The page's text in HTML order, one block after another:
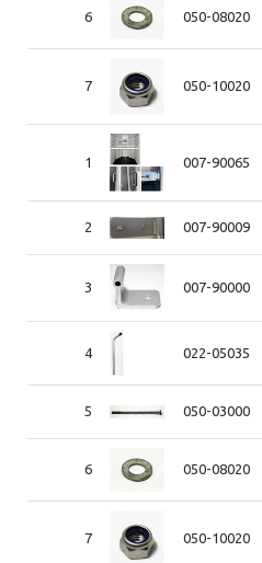
6 050-08020
7 050-10020
1 007-90065
2 007-90009
3 007-90000
4 022-05035
5 050-03000
6 050-08020
7 050-10020